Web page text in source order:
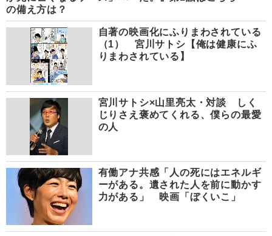
の備え方は？
自著の映画化にふりまわされている
（1） 宮川サトシ【俺は健康にふ
りまわされている】
宮川サトシ×山里亮太・対談 しく
じりさえ褒めてくれる、僕らの最愛
の人
有働アナ共感「人の死にはエネルギ
ーがある。遺された人を前に動かす
力がある」 映画「ぼくいこ」